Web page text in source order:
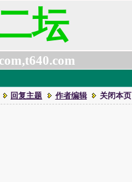
坛
回复主题 作者编辑 关闭本页